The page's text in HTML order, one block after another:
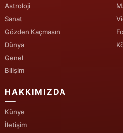
Astroloji
Sanat
Gözden Kaçmasın
Dünya
Genel
Bilişim
HAKKIMIZDA
Künye
İletişim